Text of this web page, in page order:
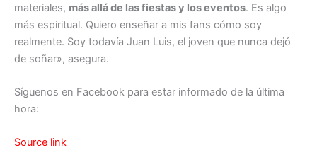
materiales, más allá de las fiestas y los eventos. Es algo
más espiritual. Quiero enseñar a mis fans cómo soy
realmente. Soy todavía Juan Luis, el joven que nunca dejó
de soñar», asegura.
Síguenos en Facebook para estar informado de la última
hora:
Source link